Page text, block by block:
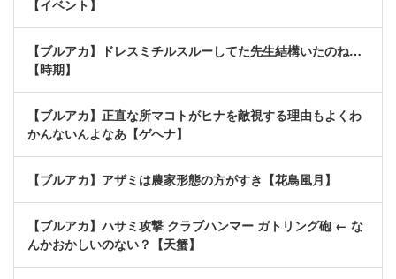
【イベント】
【ブルアカ】ドレスミチルスルーしてた先生結構いたのね…
【時期】
【ブルアカ】正直な所マコトがヒナを敵視する理由もよくわ
かんないんよなあ【ゲヘナ】
【ブルアカ】アザミは農家形態の方がすき【花鳥風月】
【ブルアカ】ハサミ攻撃 クラブハンマー ガトリング砲 ← な
んかおかしいのない？【天蟹】